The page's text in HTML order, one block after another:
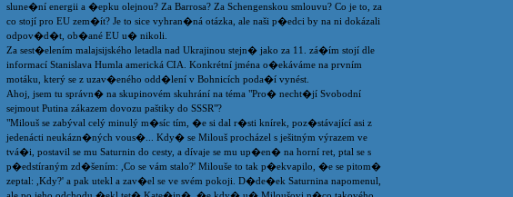
slune�ní energii a �epku olejnou? Za Barrosa? Za Schengenskou smlouvu? Co je to, za
co stojí pro EU zem�ít? Je to sice vyhran�ná otázka, ale naši p�edci by na ni dokázali
odpov�d�t, ob�ané EU u� nikoli.
Za sest�elením malajsijského letadla nad Ukrajinou stejn� jako za 11. zá�ím stojí dle
informací Stanislava Humla americká CIA. Konkrétní jména o�ekáváme na prvním
motáku, který se z uzav�eného odd�lení v Bohnicích poda�í vynést.
Ahoj, jsem tu správn� na skupinovém skuhrání na téma "Pro� necht�jí Svobodní
sejmout Putina zákazem dovozu paštiky do SSSR"?
"Milouš se zabýval celý minulý m�síc tím, �e si dal r�sti knírek, poz�stávající asi z
jedenácti neukázn�ných vous�... Kdy� se Milouš procházel s ješitným výrazem ve
tvá�i, postavil se mu Saturnin do cesty, a dívaje se mu up�en� na horní ret, ptal se s
p�edstíraným zd�šením: ,Co se vám stalo?' Milouše to tak p�ekvapilo, �e se pitom�
zeptal: ,Kdy?' a pak utekl a zav�el se ve svém pokoji. D�de�ek Saturnina napomenul,